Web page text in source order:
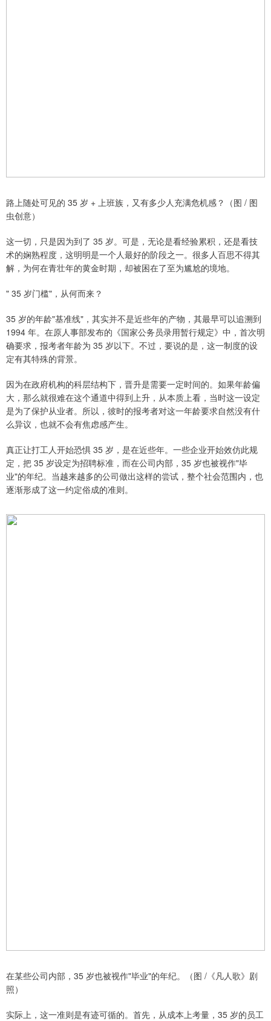
路上随处可见的 35 岁 + 上班族，又有多少人充满危机感？（图 / 图
虫创意）
这一切，只是因为到了 35 岁。可是，无论是看经验累积，还是看技
术的娴熟程度，这明明是一个人最好的阶段之一。很多人百思不得其
解，为何在青壮年的黄金时期，却被困在了至为尴尬的境地。
" 35 岁门槛"，从何而来？
35 岁的年龄"基准线"，其实并不是近些年的产物，其最早可以追溯到
1994 年。在原人事部发布的《国家公务员录用暂行规定》中，首次明
确要求，报考者年龄为 35 岁以下。不过，要说的是，这一制度的设
定有其特殊的背景。
因为在政府机构的科层结构下，晋升是需要一定时间的。如果年龄偏
大，那么就很难在这个通道中得到上升，从本质上看，当时这一设定
是为了保护从业者。所以，彼时的报考者对这一年龄要求自然没有什
么异议，也就不会有焦虑感产生。
真正让打工人开始恐惧 35 岁，是在近些年。一些企业开始效仿此规
定，把 35 岁设定为招聘标准，而在公司内部，35 岁也被视作"毕
业"的年纪。当越来越多的公司做出这样的尝试，整个社会范围内，也
逐渐形成了这一约定俗成的准则。
在某些公司内部，35 岁也被视作"毕业"的年纪。（图 /《凡人歌》剧
照）
实际上，这一准则是有迹可循的。首先，从成本上考量，35 岁的员工